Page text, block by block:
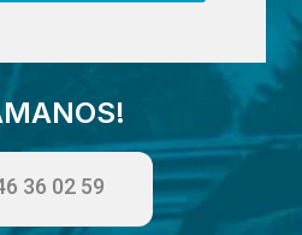
36 02 59